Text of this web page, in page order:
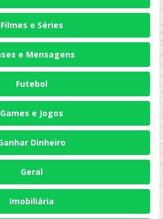
Filmes e Séries
e Mensagens
Futebol
Games e Jogos
Dinheiro
Geral
Imobiliária